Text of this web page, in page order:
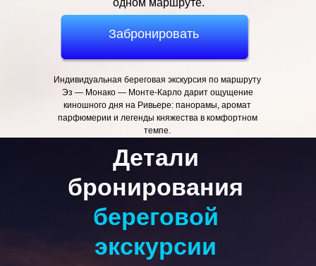
Забронировать
Индивидуальная береговая экскурсия по маршруту
Эз — Монако — Монте-Карло дарит ощущение
киношного дня на Ривьере: панорамы, аромат
парфюмерии и легенды княжества в комфортном
темпе.
Детали
бронирования
береговой
экскурсии